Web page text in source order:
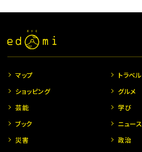
マップ
トラベル
ショッピング
グルメ
芸能
学び
ブック
ニュース
災害
政治